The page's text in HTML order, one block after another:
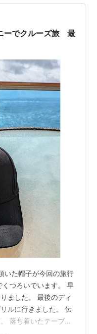
大好きなバルコニー
リアンレストラン
でクルーズ旅 最
いた帽子が今回の旅行
つろいでいます。 早
ました。 最後のディ
ルに行きました。 伝
落ち着いたテーブル